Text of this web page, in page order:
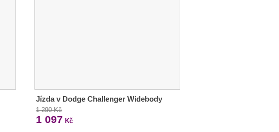
Jízda v Dodge Challenger Widebody
1 290 Kč
1 097 Kč